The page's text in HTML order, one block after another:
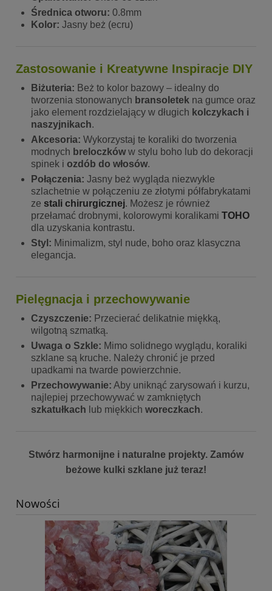
Średnica otworu: 0.8mm
Kolor: Jasny beż (ecru)
Zastosowanie i Kreatywne Inspiracje DIY
Biżuteria: Beż to kolor bazowy – idealny do
tworzenia stonowanych bransoletek na gumce oraz
jako element rozdzielający w długich kolczykach i
naszyjnikach.
Akcesoria: Wykorzystaj te koraliki do tworzenia
modnych breloczkóww stylu boho lub do dekoracji
spinek i ozdób do włosów.
Połączenia: Jasny beż wygląda niezwykle
szlachetnie w połączeniu ze złotymi półfabrykatami
ze stali chirurgicznej. Możesz je również
przełamać drobnymi, kolorowymi koralikami TOHO
dla uzyskania kontrastu.
Styl: Minimalizm, styl nude, boho oraz klasyczna
elegancja.
Pielęgnacja i przechowywanie
Czyszczenie: Przecierać delikatnie miękką,
wilgotną szmatką.
Uwaga o Szkle: Mimo solidnego wyglądu, koraliki
szklane są kruche. Należy chronić je przed
upadkami na twarde powierzchnie.
Przechowywanie: Aby uniknąć zarysowań i kurzu,
najlepiej przechowywać w zamkniętych
szkatułkach lub miękkich woreczkach.
Stwórz harmonijne i naturalne projekty. Zamów
beżowe kulki szklane już teraz!
Nowości